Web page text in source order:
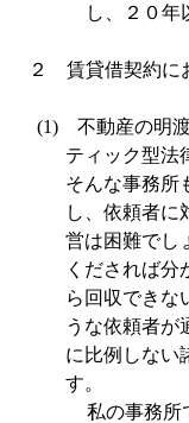
し、２０
２ 賃貸借契約に
(1) 不動産の明
ティック型法
そんな事務所
し、依頼者に
営は困難でし
くだされば分
ら回収できな
うな依頼者が
に比例しない
す。
私の事務所